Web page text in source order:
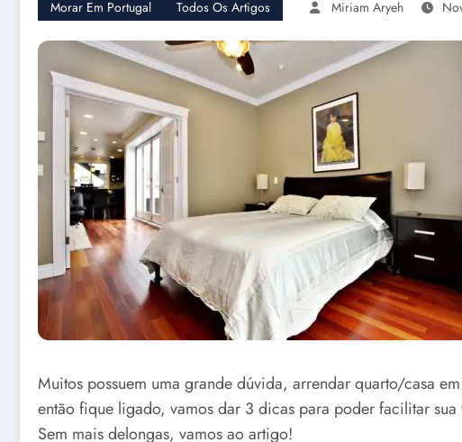
Morar Em Portugal Todos Os Artigos Miriam Aryeh
Muitos possuem uma grande dúvida, arrendar quarto/casa em
então fique ligado, vamos dar 3 dicas para poder facilitar
Sem mais delongas, vamos ao artigo!